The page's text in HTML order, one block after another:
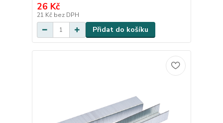
26 Kč
21 Kč bez DPH
Přidat do košíku